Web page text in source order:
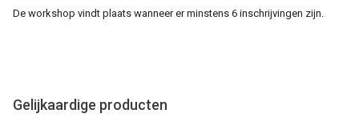
De workshop vindt plaats wanneer er minstens 6 inschrijvingen zijn.
Gelijkaardige producten